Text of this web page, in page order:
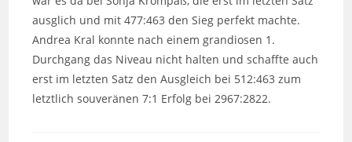
ausglich und mit 477:463 den Sieg perfekt machte.
Andrea Kral konnte nach einem grandiosen 1.
Durchgang das Niveau nicht halten und schaffte auch
erst im letzten Satz den Ausgleich bei 512:463 zum
letztlich souveränen 7:1 Erfolg bei 2967:2822.